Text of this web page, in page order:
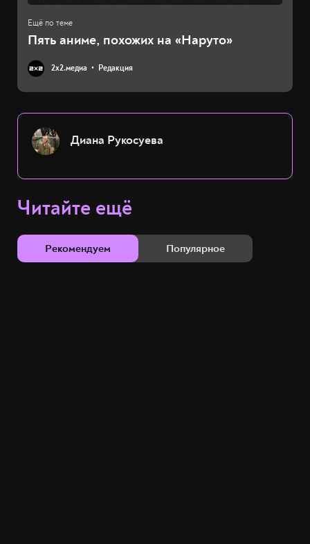
Пять аниме, похожих на «Наруто»
2х2.медиа Редакция
Диана Рукосуева
Читайте ещё
Рекомендуем Популярное